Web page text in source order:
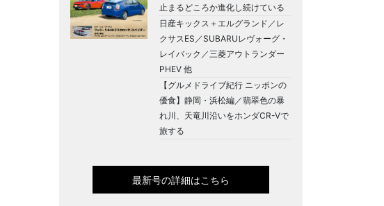
止まるどころか進化し続けている
日産キックス＋エルグランド／レ
クサスES／SUBARUレヴォーグ・
レイバック／三菱アウトランダー
PHEV 他
【グルメドライブ紀行 ニッポンの
優食】静岡・浜松編／翡翠色の暴
れ川、天竜川沿いをホンダCR-Vで
旅する
最新号の詳細はこちら